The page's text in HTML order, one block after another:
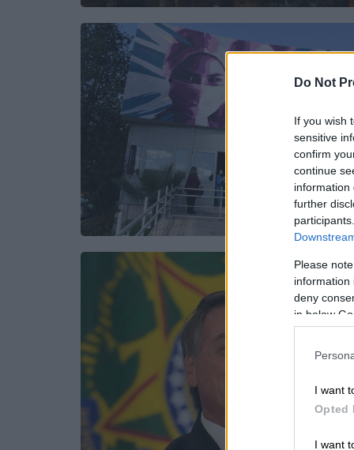
Do Not
If you wish
sensitive
confirm
continue
information
further
Please
information
deny
in below
I want
Opted
I want